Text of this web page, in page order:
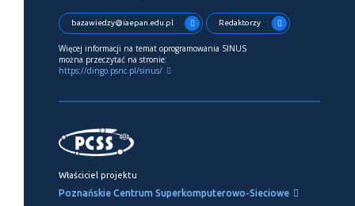
bazawiedzy@iaepan.edu.pl Redaktorzy
Więcej informacji na temat oprogramowania SINUS
można przeczytać na stronie:
https://dingo.psnc.pl/sinus/
Właściciel projektu
Poznańskie Centrum Superkomputerowo-Sieciowe